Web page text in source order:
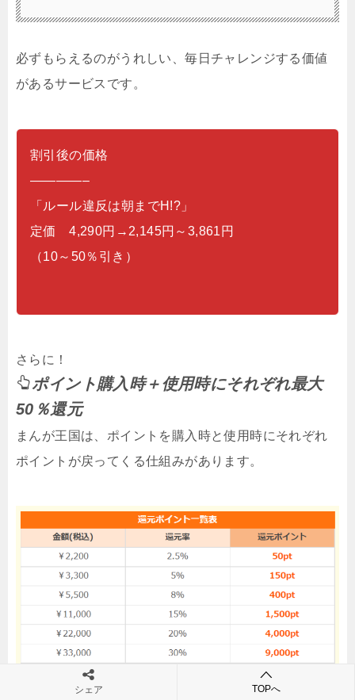
必ずもらえるのがうれしい、毎日チャレンジする価値
があるサービスです。
割引後の価格
————–
「ルール違反は朝までH!?」
定価 4,290円→2,145円～3,861円
（10～50％引き）
さらに！
ポイント購入時＋使用時にそれぞれ最大
50％還元
まんが王国は、ポイントを購入時と使用時にそれぞれ
ポイントが戻ってくる仕組みがあります。
5千ポイント購入すると400pt戻ってきます。
シェア TOPへ